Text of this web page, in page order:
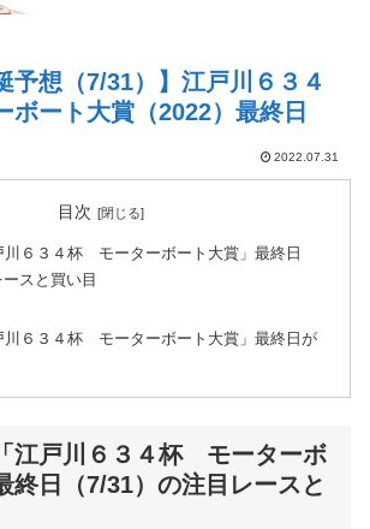
予想（7/31）】江戸川６３４
ート大賞（2022）最終日
2022.07.31
目次
川６３４杯 モーターボート大賞」最終日
ースと買い目
川６３４杯 モーターボート大賞」最終日が
江戸川６３４杯 モーターボ
終日（7/31）の注目レースと